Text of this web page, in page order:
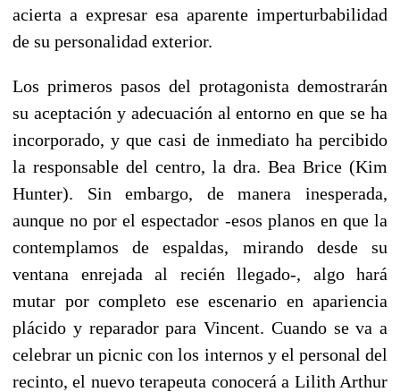
acierta a expresar esa aparente imperturbabilidad
de su personalidad exterior.
Los primeros pasos del protagonista demostrarán
su aceptación y adecuación al entorno en que se ha
incorporado, y que casi de inmediato ha percibido
la responsable del centro, la dra. Bea Brice (Kim
Hunter). Sin embargo, de manera inesperada,
aunque no por el espectador -esos planos en que la
contemplamos de espaldas, mirando desde su
ventana enrejada al recién llegado-, algo hará
mutar por completo ese escenario en apariencia
plácido y reparador para Vincent. Cuando se va a
celebrar un picnic con los internos y el personal del
recinto, el nuevo terapeuta conocerá a Lilith Arthur